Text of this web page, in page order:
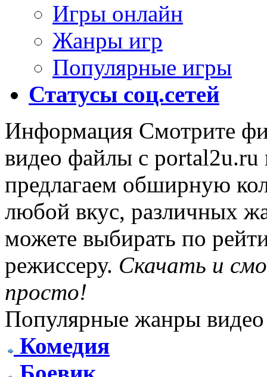
Игры онлайн
Жанры игр
Популярные игры
Статусы соц.сетей
Информация Смотрите
видео файлы с
предлагаем обширную
любой вкус, различных
можете выбирать по
режиссеру. Скачать и
просто!
Популярные жанры видео
Комедия